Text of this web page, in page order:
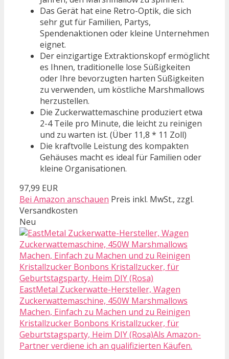
Das Gerät hat eine Retro-Optik, die sich
sehr gut für Familien, Partys,
Spendenaktionen oder kleine Unternehmen
eignet.
Der einzigartige Extraktionskopf ermöglicht
es Ihnen, traditionelle lose Süßigkeiten
oder Ihre bevorzugten harten Süßigkeiten
zu verwenden, um köstliche Marshmallows
herzustellen.
Die Zuckerwattemaschine produziert etwa
2-4 Teile pro Minute, die leicht zu reinigen
und zu warten ist. (Über 11,8 * 11 Zoll)
Die kraftvolle Leistung des kompakten
Gehäuses macht es ideal für Familien oder
kleine Organisationen.
97,99 EUR
Bei Amazon anschauen Preis inkl. MwSt., zzgl.
Versandkosten
Neu
EastMetal Zuckerwatte-Hersteller, Wagen
Zuckerwattemaschine, 450W Marshmallows
Machen, Einfach zu Machen und zu Reinigen
Kristallzucker Bonbons Kristallzucker, für
Geburtstagsparty, Heim DIY (Rosa)Als Amazon-
Partner verdiene ich an qualifizierten Käufen.